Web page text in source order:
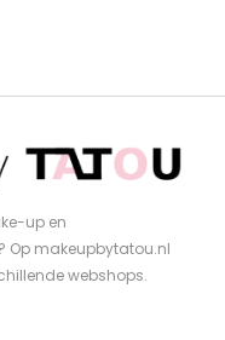
up en
Op makeupbytatou.nl
webshops.